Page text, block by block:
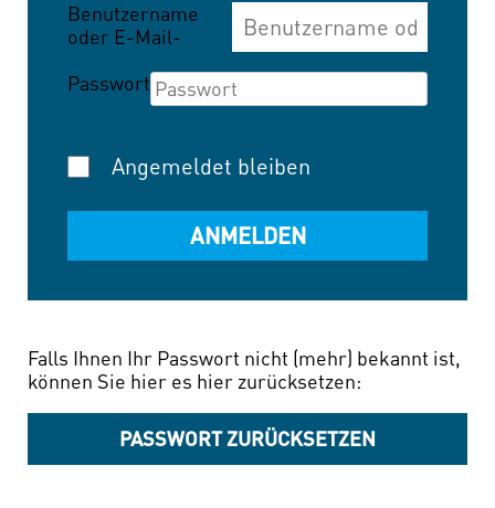
Benutzername
oder E-Mail-
Passwort
Angemeldet bleiben
Falls Ihnen Ihr Passwort nicht (mehr) bekannt ist,
können Sie hier es hier zurücksetzen:
PASSWORT ZURÜCKSETZEN